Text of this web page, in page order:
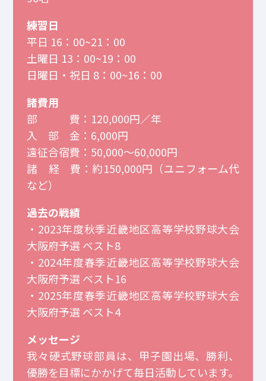
練習日
平日 16：00~21：00
土曜日 13：00~19：00
日曜日・祝日 8：00~16：00
諸費用
部 費：120,000円／年
入 部 金：6,000円
遠征合宿費：50,000～60,000円
諸 経 費：約150,000円（ユニフォーム代
など）
過去の戦績
・2023年度秋季近畿地区高等学校野球大会
大阪府予選 ベスト8
・2024年度春季近畿地区高等学校野球大会
大阪府予選 ベスト16
・2025年度春季近畿地区高等学校野球大会
大阪府予選 ベスト4
メッセージ
我々硬式野球部員は、甲子園出場、勝利、
優勝を目標にかかげて毎日活動しています。